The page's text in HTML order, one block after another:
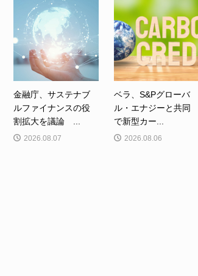
金融庁、サステナブ
ルファイナンスの役
割拡大を議論 ...
2026.08.07
ベラ、S&Pグローバ
ル・エナジーと共同
で新型カー...
2026.08.06